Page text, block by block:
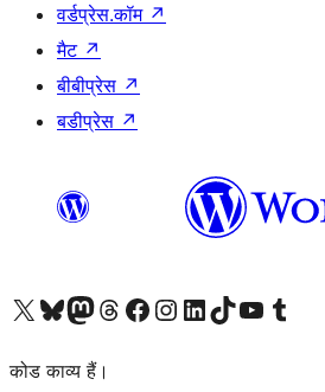
वर्डप्रेस.कॉम ↗
मैट ↗
बीबीप्रेस ↗
बडीप्रेस ↗
Visit our X (formerly Twitter) account
हमारे बलुस्की खाते पर जाएँVisit our Mastodon account
हमारे थ्रेड्स अकाउंट पर जाएंहमारे फेसबुक पेज पर जाएँहमारे इंस्टाग्राम अकाउंट पर जाएंहमारे लिंक्डइन खाते पर जाएँहमारे टिकटॉक खाते पर जाएँहमारे यूट्यूब चैनल पर जाएंहमारे Tumblr खाते पर जाएँ
कोड काव्य हैं।